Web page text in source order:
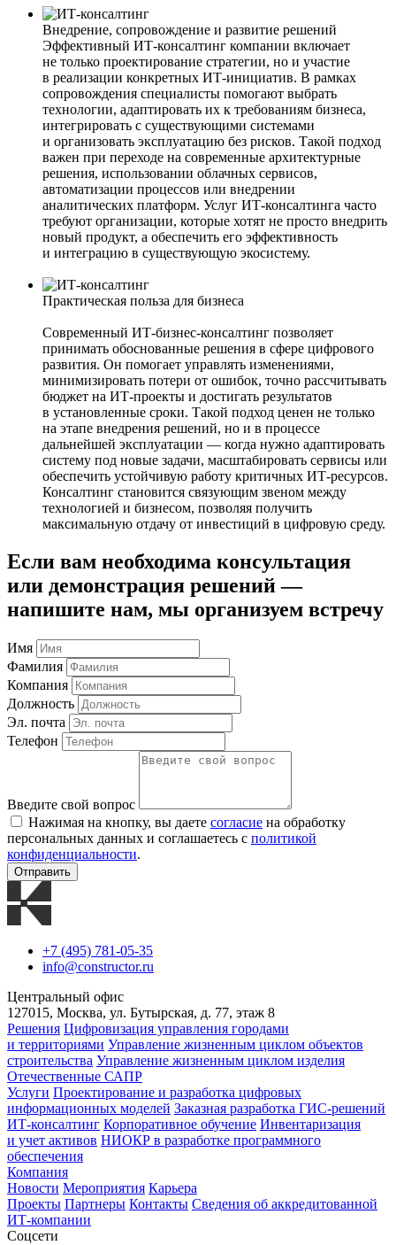
Внедрение, сопровождение и развитие решений
Эффективный ИТ-консалтинг компании включает
не только проектирование стратегии, но и участие
в реализации конкретных ИТ-инициатив. В рамках
сопровождения специалисты помогают выбрать
технологии, адаптировать их к требованиям бизнеса,
интегрировать с существующими системами
и организовать эксплуатацию без рисков. Такой подход
важен при переходе на современные архитектурные
решения, использовании облачных сервисов,
автоматизации процессов или внедрении
аналитических платформ. Услуг ИТ-консалтинга часто
требуют организации, которые хотят не просто внедрить
новый продукт, а обеспечить его эффективность
и интеграцию в существующую экосистему.
Практическая польза для бизнеса
Современный ИТ-бизнес-консалтинг позволяет
принимать обоснованные решения в сфере цифрового
развития. Он помогает управлять изменениями,
минимизировать потери от ошибок, точно рассчитывать
бюджет на ИТ-проекты и достигать результатов
в установленные сроки. Такой подход ценен не только
на этапе внедрения решений, но и в процессе
дальнейшей эксплуатации — когда нужно адаптировать
систему под новые задачи, масштабировать сервисы или
обеспечить устойчивую работу критичных ИТ-ресурсов.
Консалтинг становится связующим звеном между
технологией и бизнесом, позволяя получить
максимальную отдачу от инвестиций в цифровую среду.
Если вам необходима консультация
или демонстрация решений —
напишите нам, мы организуем встречу
Имя
Фамилия
Компания
Должность
Эл. почта
Телефон
Введите свой вопрос
Нажимая на кнопку, вы даете согласие на обработку
персональных данных и соглашаетесь с политикой
конфиденциальности.
Отправить
+7 (495) 781-05-35
info@constructor.ru
Центральный офис
127015, Москва, ул. Бутырская, д. 77, этаж 8
Решения Цифровизация управления городами
и территориями Управление жизненным циклом объектов
строительства Управление жизненным циклом изделия
Отечественные САПР
Услуги Проектирование и разработка цифровых
информационных моделей Заказная разработка ГИС‑решений
ИТ-консалтинг Корпоративное обучение Инвентаризация
и учет активов НИОКР в разработке программного
обеспечения
Компания
Новости Мероприятия Карьера
Проекты Партнеры Контакты Сведения об аккредитованной
ИТ-компании
Соцсети